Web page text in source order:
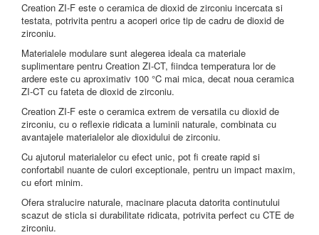
Creation ZI-F este o ceramica de dioxid de zirconiu incercata si
testata, potrivita pentru a acoperi orice tip de cadru de dioxid de
zirconiu.
Materialele modulare sunt alegerea ideala ca materiale
suplimentare pentru Creation ZI-CT, fiindca temperatura lor de
ardere este cu aproximativ 100 °C mai mica, decat noua ceramica
ZI-CT cu fateta de dioxid de zirconiu.
Creation ZI-F este o ceramica extrem de versatila cu dioxid de
zirconiu, cu o reflexie ridicata a luminii naturale, combinata cu
avantajele materialelor ale dioxidului de zirconiu.
Cu ajutorul materialelor cu efect unic, pot fi create rapid si
confortabil nuante de culori exceptionale, pentru un impact maxim,
cu efort minim.
Ofera stralucire naturale, macinare placuta datorita continutului
scazut de sticla si durabilitate ridicata, potrivita perfect cu CTE de
zirconiu.